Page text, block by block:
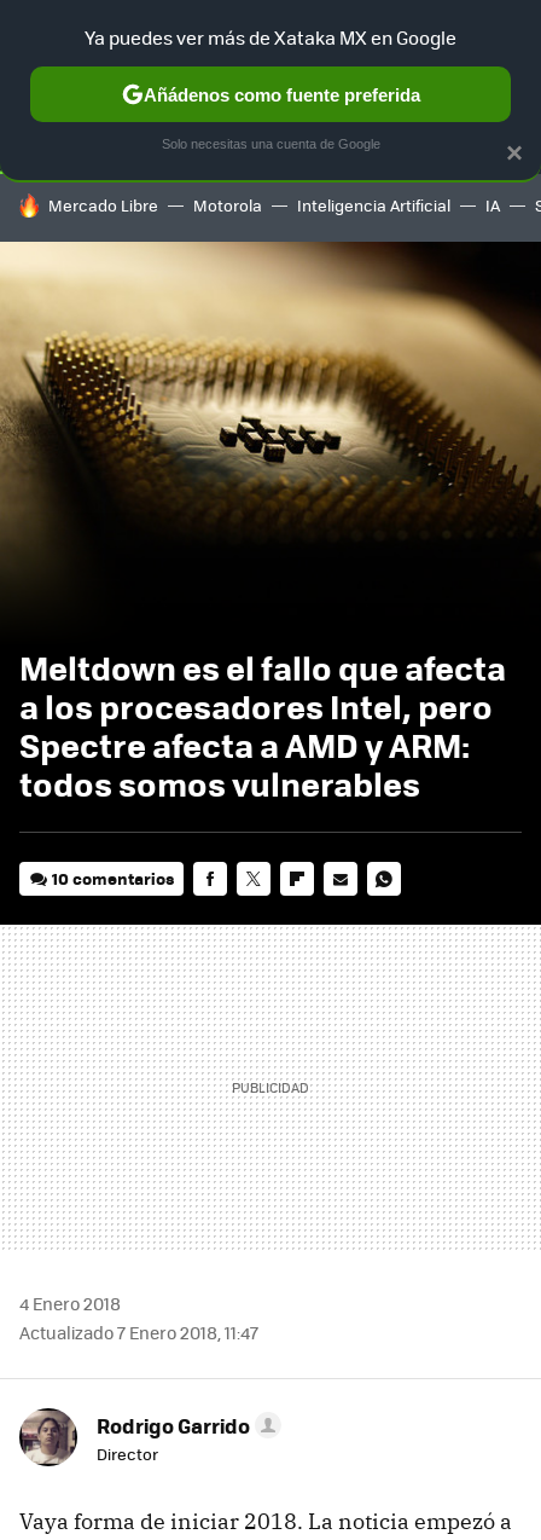
SELECCIÓN GAMING HOME AUTO TERRITORIO
HOY SE HABLA DE
Mercado Libre Motorola Inteligencia Artificial IA
Meltdown es el fallo que afecta
a los procesadores Intel, pero
Spectre afecta a AMD y ARM:
todos somos vulnerables
10 comentarios
MAIL
4 Enero 2018
Actualizado 7 Enero 2018, 11:47
Rodrigo Garrido
Director
Vaya forma de iniciar 2018. La noticia empezó a
×
Ya puedes ver más de Xataka MX en Google
Añádenos como fuente preferida
Solo necesitas una cuenta de Google